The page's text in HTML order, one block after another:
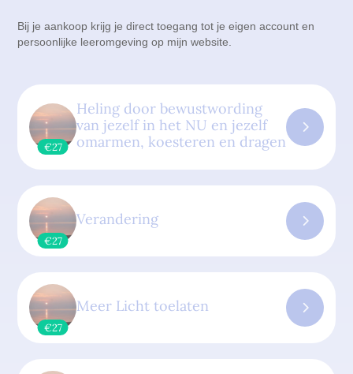
Bij je aankoop krijg je direct toegang tot je eigen account en
persoonlijke leeromgeving op mijn website.
€27
Heling door bewustwording
van jezelf in het NU en jezelf
omarmen, koesteren en dragen
€27
Verandering
€27
Meer Licht toelaten